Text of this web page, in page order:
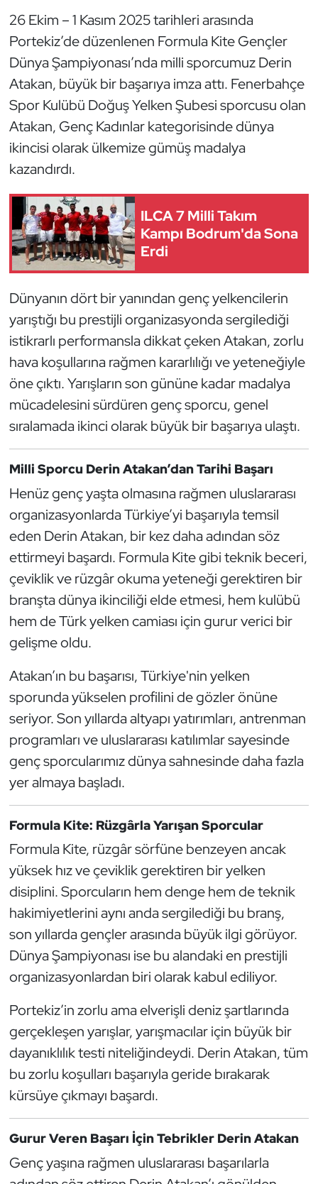
26 Ekim – 1 Kasım 2025 tarihleri arasında
Portekiz’de düzenlenen Formula Kite Gençler
Dünya Şampiyonası’nda milli sporcumuz Derin
Atakan, büyük bir başarıya imza attı. Fenerbahçe
Spor Kulübü Doğuş Yelken Şubesi sporcusu olan
Atakan, Genç Kadınlar kategorisinde dünya
ikincisi olarak ülkemize gümüş madalya
kazandırdı.
ILCA 7 Milli Takım
Kampı Bodrum'da Sona
Erdi
Dünyanın dört bir yanından genç yelkencilerin
yarıştığı bu prestijli organizasyonda sergilediği
istikrarlı performansla dikkat çeken Atakan, zorlu
hava koşullarına rağmen kararlılığı ve yeteneğiyle
öne çıktı. Yarışların son gününe kadar madalya
mücadelesini sürdüren genç sporcu, genel
sıralamada ikinci olarak büyük bir başarıya ulaştı.
Milli Sporcu Derin Atakan’dan Tarihi Başarı
Henüz genç yaşta olmasına rağmen uluslararası
organizasyonlarda Türkiye’yi başarıyla temsil
eden Derin Atakan, bir kez daha adından söz
ettirmeyi başardı. Formula Kite gibi teknik beceri,
çeviklik ve rüzgâr okuma yeteneği gerektiren bir
branşta dünya ikinciliği elde etmesi, hem kulübü
hem de Türk yelken camiası için gurur verici bir
gelişme oldu.
Atakan’ın bu başarısı, Türkiye'nin yelken
sporunda yükselen profilini de gözler önüne
seriyor. Son yıllarda altyapı yatırımları, antrenman
programları ve uluslararası katılımlar sayesinde
genç sporcularımız dünya sahnesinde daha fazla
yer almaya başladı.
Formula Kite: Rüzgârla Yarışan Sporcular
Formula Kite, rüzgâr sörfüne benzeyen ancak
yüksek hız ve çeviklik gerektiren bir yelken
disiplini. Sporcuların hem denge hem de teknik
hakimiyetlerini aynı anda sergilediği bu branş,
son yıllarda gençler arasında büyük ilgi görüyor.
Dünya Şampiyonası ise bu alandaki en prestijli
organizasyonlardan biri olarak kabul ediliyor.
Portekiz’in zorlu ama elverişli deniz şartlarında
gerçekleşen yarışlar, yarışmacılar için büyük bir
dayanıklılık testi niteliğindeydi. Derin Atakan, tüm
bu zorlu koşulları başarıyla geride bırakarak
kürsüye çıkmayı başardı.
Gurur Veren Başarı İçin Tebrikler Derin Atakan
Genç yaşına rağmen uluslararası başarılarla
E-Spor
Eskrim
Futbol
Futsal
Genel
Golf
Güreş
Halter
Hava Sporları
Hentbol
İşitme Engelli Sporcular
Kano ve Rafting
Karate
Kayak
Kempo
Kick Boks
Kürek
Masa Tenisi
Modern Pentatlon
Motor Sporları
Muay Thai
Optimist
Oryantiring
Özel Sporcular
Paralimpik
Satranç
Su Topu
Sualtı Sporları
Tekvando
Tenis